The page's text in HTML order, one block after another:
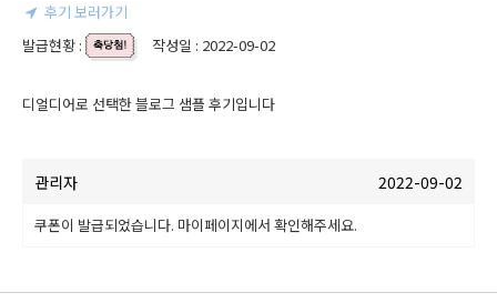
후기 보러가기
발급현황 :
작성일 : 2022-09-02
디얼디어로 선택한 블로그 샘플 후기입니다
관리자 2022-09-02
쿠폰이 발급되었습니다. 마이페이지에서 확인해주세요.